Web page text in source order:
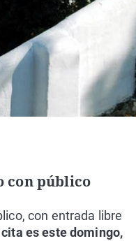
con público
con entrada libre
cita es este domingo,